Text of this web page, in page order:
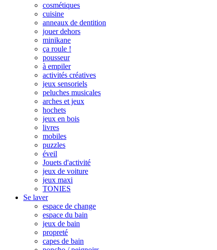
cosmétiques
cuisine
anneaux de dentition
jouer dehors
minikane
ça roule !
pousseur
à empiler
activités créatives
jeux sensoriels
peluches musicales
arches et jeux
hochets
jeux en bois
livres
mobiles
puzzles
éveil
Jouets d'activité
jeux de voiture
jeux maxi
TONIES
Se laver
espace de change
espace du bain
jeux de bain
propreté
capes de bain